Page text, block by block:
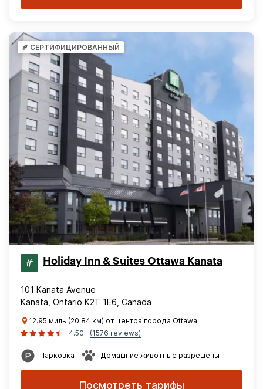
СЕРТИФИЦИРОВАННЫЙ
Holiday Inn & Suites Ottawa Kanata
101 Kanata Avenue
Kanata, Ontario K2T 1E6, Canada
12.95 миль (20.84 км) от центра города Ottawa
4.50
(1576 reviews)
Парковка Домашние животные разрешены
Посмотреть тарифы